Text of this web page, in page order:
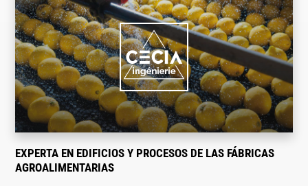
EXPERTA EN EDIFICIOS Y PROCESOS DE LAS FÁBRICAS
AGROALIMENTARIAS